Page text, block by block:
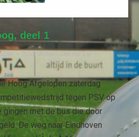
deel 1
Door Willem van der Est
Hoog Afgelopen zaterdag
tegen PSV op
gingen met de bus die door
De weg naar Eindhoven